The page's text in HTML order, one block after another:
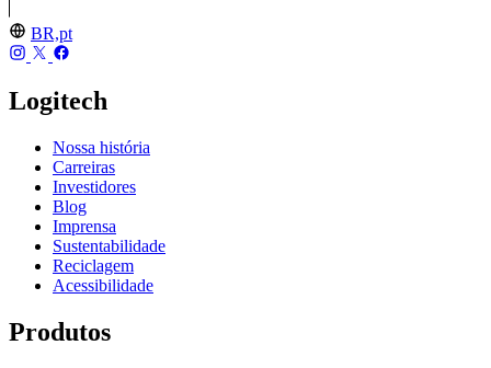
BR,pt
Logitech
Nossa história
Carreiras
Investidores
Blog
Imprensa
Sustentabilidade
Reciclagem
Acessibilidade
Produtos